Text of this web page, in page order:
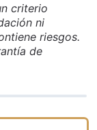
criterio
ni
riesgos.
de